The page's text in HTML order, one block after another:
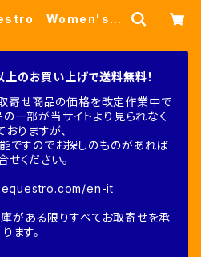
Women's
のお買い上げで送料無料！
寄せ商品の価格を改定作業中で
一部が当サイトより見られなく
おりますが、
ですのでお探しのものがあれば
せください。
en-it
がある限りすべてお取寄せを承
ります。